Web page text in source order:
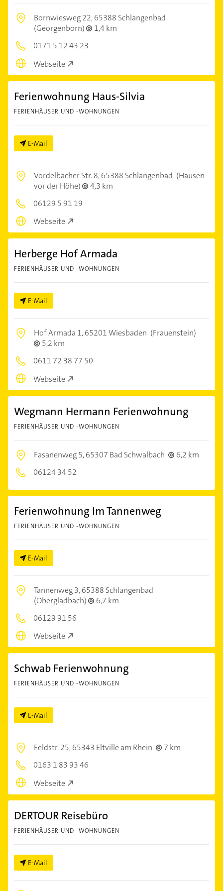
Bornwiesweg 22,65388 Schlangenbad
(Georgenborn)
1,4 km
0171 5 12 43 23
Webseite
Ferienwohnung Haus-Silvia
FERIENHÄUSER UND -WOHNUNGEN
E-Mail
Vordelbacher Str. 8,65388 Schlangenbad (Hausen
vor der Höhe)
4,3 km
06129 5 91 19
Webseite
Herberge Hof Armada
FERIENHÄUSER UND -WOHNUNGEN
E-Mail
Hof Armada 1,65201 Wiesbaden (Frauenstein)
5,2 km
0611 72 38 77 50
Webseite
Wegmann Hermann Ferienwohnung
FERIENHÄUSER UND -WOHNUNGEN
Fasanenweg 5,65307 Bad Schwalbach
6,2 km
06124 34 52
Ferienwohnung Im Tannenweg
FERIENHÄUSER UND -WOHNUNGEN
E-Mail
Tannenweg 3,65388 Schlangenbad
(Obergladbach)
6,7 km
06129 91 56
Webseite
Schwab Ferienwohnung
FERIENHÄUSER UND -WOHNUNGEN
E-Mail
Feldstr. 25,65343 Eltville am Rhein
7 km
0163 1 83 93 46
Webseite
DERTOUR Reisebüro
FERIENHÄUSER UND -WOHNUNGEN
E-Mail